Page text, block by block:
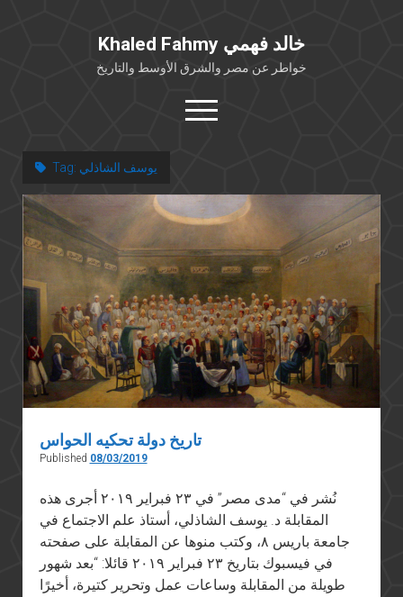
Khaled Fahmy خالد فهمي
خواطر عن مصر والشرق الأوسط والتاريخ
open
menu
خلفية شخصية
كتابات أكاديمية
مقالات صحافية
بوستات من فيسبوك
مقابلات في الإعلام
Languages
Tag: يوسف الشاذلي
تاريخ دولة تحكيه الحواس
Published 08/03/2019
نُشر في “مدى مصر” في ٢٣ فبراير ٢٠١٩ أجرى هذه
المقابلة د. يوسف الشاذلي، أستاذ علم الاجتماع في
جامعة باريس ٨، وكتب منوها عن المقابلة على صفحته
في فيسبوك بتاريخ ٢٣ فبراير ٢٠١٩ قائلا: “بعد شهور
طويلة من المقابلة وساعات عمل وتحرير كتيرة، أخيرًا